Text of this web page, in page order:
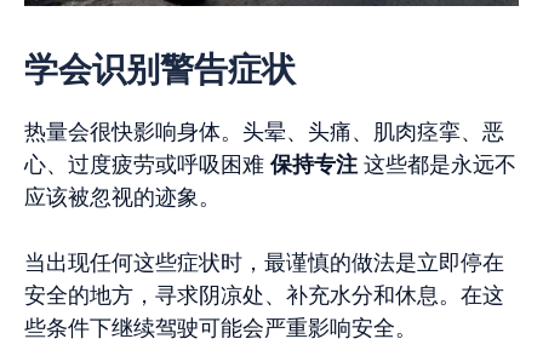
学会识别警告症状
热量会很快影响身体。头晕、头痛、肌肉痉挛、恶
心、过度疲劳或呼吸困难 保持专注 这些都是永远不
应该被忽视的迹象。
当出现任何这些症状时，最谨慎的做法是立即停在
安全的地方，寻求阴凉处、补充水分和休息。在这
些条件下继续驾驶可能会严重影响安全。